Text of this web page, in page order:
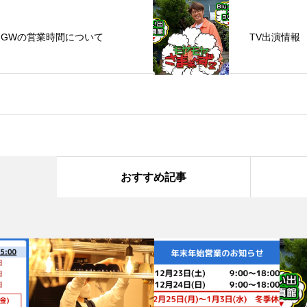
GWの営業時間について TV出演情報
おすすめ記事